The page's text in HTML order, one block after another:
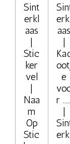
Sint
erkl
aas
|
Stic
ker
vel
|
Naa
m
Op
Stic
aas
|
e
r ......
|